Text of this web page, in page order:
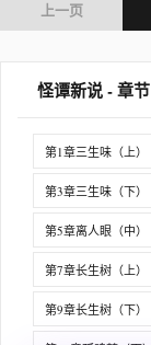
上一页
怪谭新说 - 章节
第1章三生味（上）
第3章三生味（下）
第5章离人眼（中）
第7章长生树（上）
第9章长生树（下）